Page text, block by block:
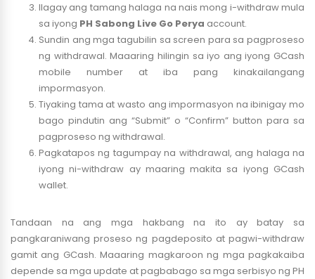
Ilagay ang tamang halaga na nais mong i-withdraw mula
sa iyong PH Sabong Live Go Perya account.
Sundin ang mga tagubilin sa screen para sa pagproseso
ng withdrawal. Maaaring hilingin sa iyo ang iyong GCash
mobile number at iba pang kinakailangang
impormasyon.
Tiyaking tama at wasto ang impormasyon na ibinigay mo
bago pindutin ang “Submit” o “Confirm” button para sa
pagproseso ng withdrawal.
Pagkatapos ng tagumpay na withdrawal, ang halaga na
iyong ni-withdraw ay maaring makita sa iyong GCash
wallet.
Tandaan na ang mga hakbang na ito ay batay sa
pangkaraniwang proseso ng pagdeposito at pagwi-withdraw
gamit ang GCash. Maaaring magkaroon ng mga pagkakaiba
depende sa mga update at pagbabago sa mga serbisyo ng PH